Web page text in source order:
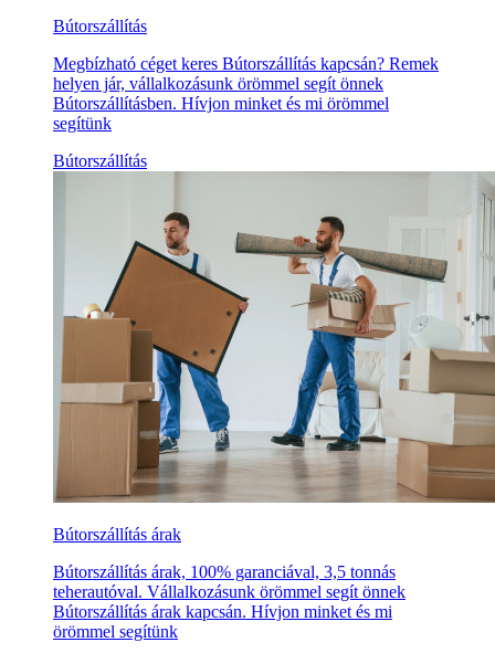
Bútorszállítás
Megbízható céget keres Bútorszállítás kapcsán? Remek
helyen jár, vállalkozásunk örömmel segít önnek
Bútorszállításben. Hívjon minket és mi örömmel
segítünk
Bútorszállítás
Bútorszállítás árak
Bútorszállítás árak, 100% garanciával, 3,5 tonnás
teherautóval. Vállalkozásunk örömmel segít önnek
Bútorszállítás árak kapcsán. Hívjon minket és mi
örömmel segítünk